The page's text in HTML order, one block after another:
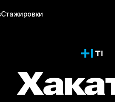
Стажировки